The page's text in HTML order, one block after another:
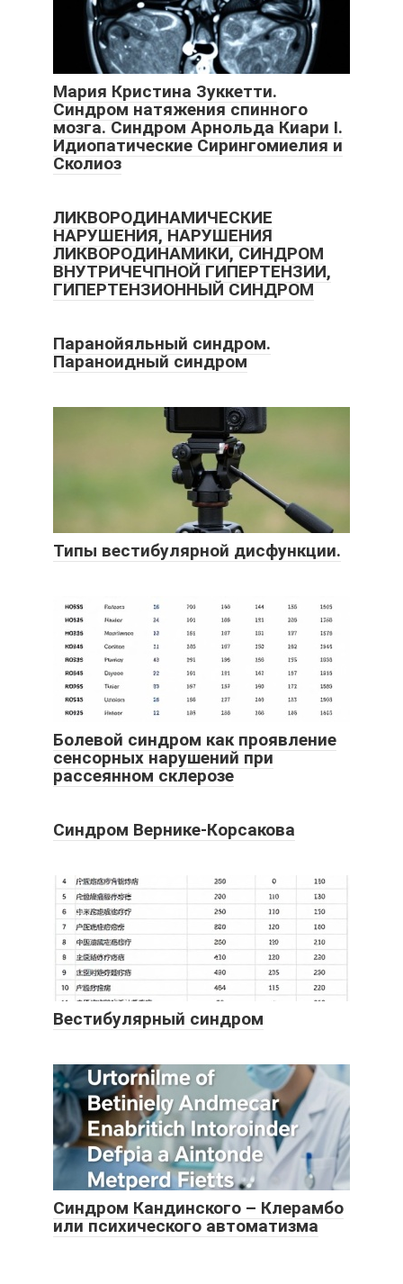
Мария Кристина Зуккетти.
Синдром натяжения спинного
мозга. Синдром Арнольда Киари I.
Идиопатические Сирингомиелия и
Сколиоз
ЛИКВОРОДИНАМИЧЕСКИЕ
НАРУШЕНИЯ, НАРУШЕНИЯ
ЛИКВОРОДИНАМИКИ, СИНДРОМ
ВНУТРИЧЕЧПНОЙ ГИПЕРТЕНЗИИ,
ГИПЕРТЕНЗИОННЫЙ СИНДРОМ
Паранойяльный синдром.
Параноидный синдром
Типы вестибулярной дисфункции.
Болевой синдром как проявление
сенсорных нарушений при
рассеянном склерозе
Синдром Вернике-Корсакова
Вестибулярный синдром
Синдром Кандинского – Клерамбо
или психического автоматизма